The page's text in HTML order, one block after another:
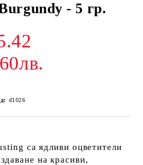
- 5 гр.
d1026
са ядливи оцветители
на красиви,